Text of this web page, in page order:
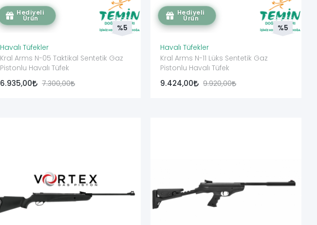
Hediyeli
Ürün
Havalı Tüfekler
Kral Arms N-05 Taktikal Sentetik Gaz
Pistonlu Havalı Tüfek
6.935,00 7.300,00
%5
Hediyeli
Ürün
Havalı Tüfekler
Kral Arms N-11 Lüks Sentetik Gaz
Pistonlu Havalı Tüfek
9.424,00 9.920,00
%5